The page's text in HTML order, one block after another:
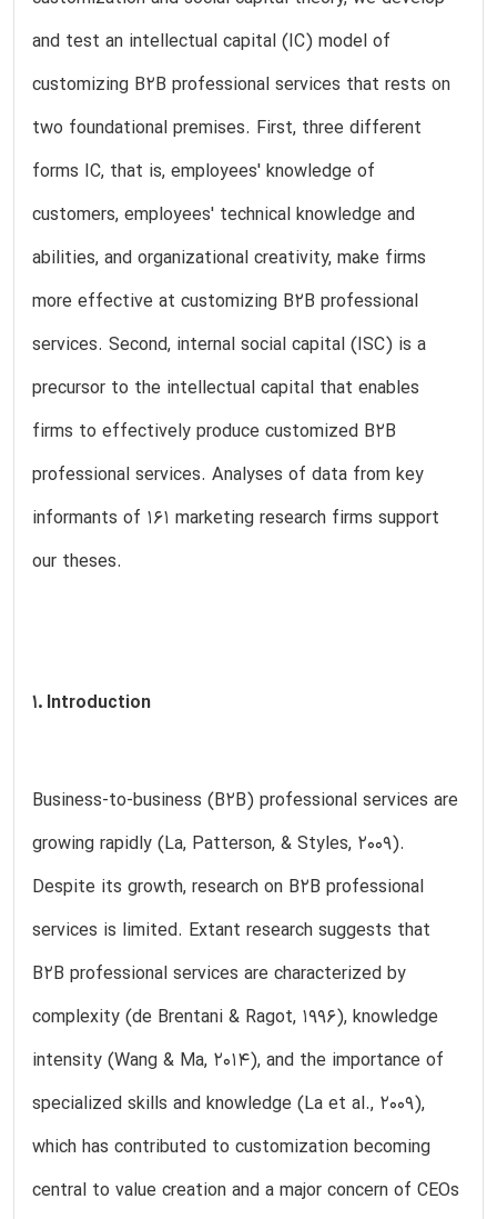
and test an intellectual capital (IC) model of
customizing B2B professional services that rests on
two foundational premises. First, three different
forms IC, that is, employees' knowledge of
customers, employees' technical knowledge and
abilities, and organizational creativity, make firms
more effective at customizing B2B professional
services. Second, internal social capital (ISC) is a
precursor to the intellectual capital that enables
firms to effectively produce customized B2B
professional services. Analyses of data from key
informants of 161 marketing research firms support
our theses.
1. Introduction
Business-to-business (B2B) professional services are
growing rapidly (La, Patterson, & Styles, 2009).
Despite its growth, research on B2B professional
services is limited. Extant research suggests that
B2B professional services are characterized by
complexity (de Brentani & Ragot, 1996), knowledge
intensity (Wang & Ma, 2014), and the importance of
specialized skills and knowledge (La et al., 2009),
which has contributed to customization becoming
central to value creation and a major concern of CEOs